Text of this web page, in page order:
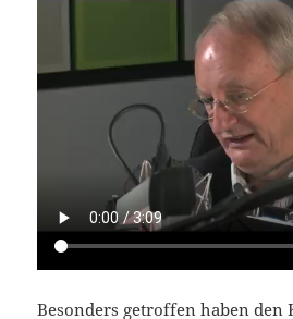
Besonders getroffen haben den